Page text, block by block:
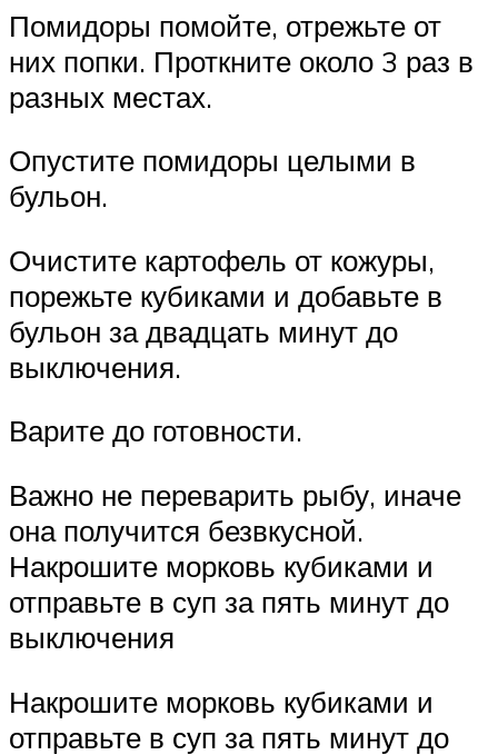
Помидоры помойте, отрежьте от
них попки. Проткните около 3 раз в
разных местах.
Опустите помидоры целыми в
бульон.
Очистите картофель от кожуры,
порежьте кубиками и добавьте в
бульон за двадцать минут до
выключения.
Варите до готовности.
Важно не переварить рыбу, иначе
она получится безвкусной.
Накрошите морковь кубиками и
отправьте в суп за пять минут до
выключения
Накрошите морковь кубиками и
отправьте в суп за пять минут до